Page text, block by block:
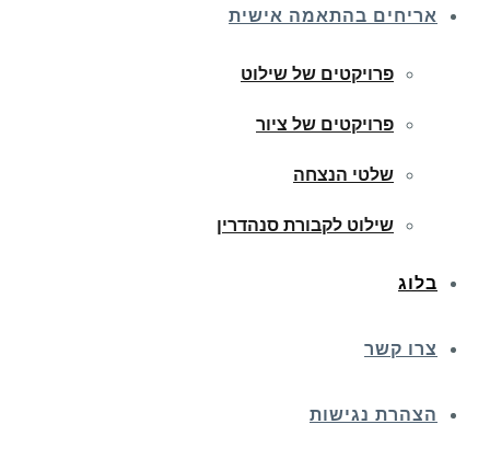
אריחים בהתאמה אישית
פרויקטים של שילוט
פרויקטים של ציור
שלטי הנצחה
שילוט לקבורת סנהדרין
בלוג
צרו קשר
הצהרת נגישות